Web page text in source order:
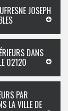
JOSEPH
DANS
02120
PAR
LA VILLE DE